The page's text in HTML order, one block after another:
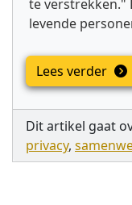
te verstrekken."
levende
Lees verder
Dit artikel gaat
privacy,